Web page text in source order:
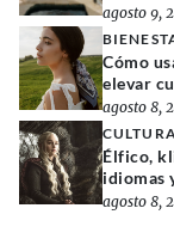
agosto 9,
Cómo
elevar
agosto 8,
CULTURA
Élfico,
idiomas
agosto 8,